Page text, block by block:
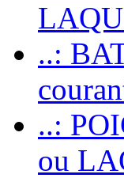
..:
..:
ou